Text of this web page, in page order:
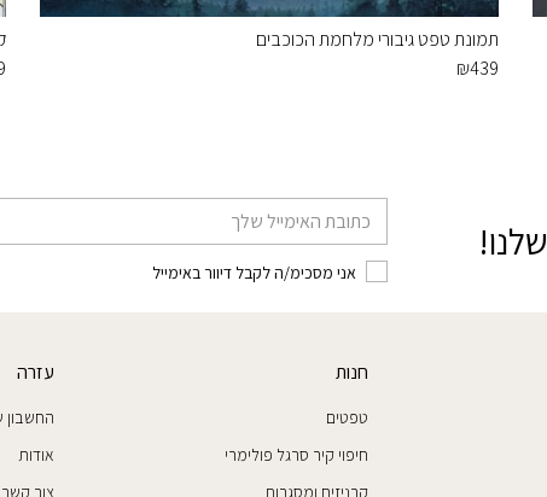
תמונת טפט גיבורי מלחמת הכוכבים
₪439
אני מסכימ/ה לקבל דיוור באימייל
חנות
טפטים
חיפוי קיר סרגל פולימרי
קרניזים ומסגרות
עזרה
החשבון
אודות
צור קשר